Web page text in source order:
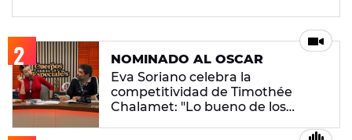
NOMINADO AL OSCAR
Eva Soriano celebra la
competitividad de Timothée
Chalamet: "Lo bueno de los